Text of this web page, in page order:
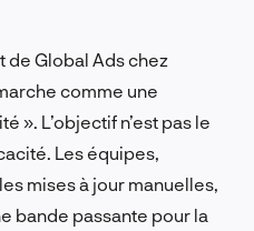
de Global Ads chez
comme une
». L’objectif n’est pas le
Les équipes,
mises à jour manuelles,
bande passante pour la